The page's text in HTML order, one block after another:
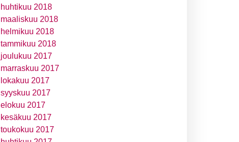
huhtikuu 2018
maaliskuu 2018
helmikuu 2018
tammikuu 2018
joulukuu 2017
marraskuu 2017
lokakuu 2017
syyskuu 2017
elokuu 2017
kesäkuu 2017
toukokuu 2017